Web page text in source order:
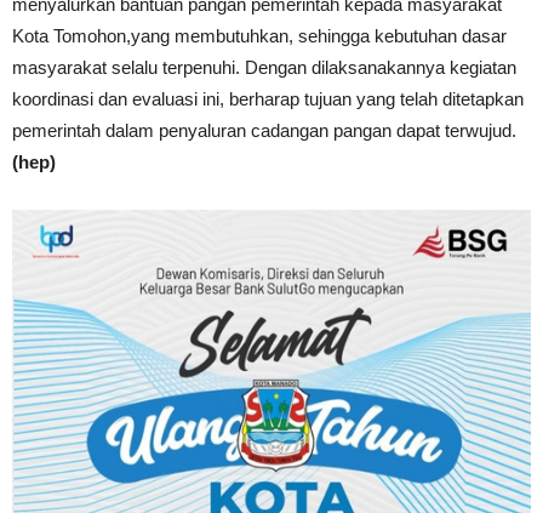
menyalurkan bantuan pangan pemerintah kepada masyarakat
Kota Tomohon,yang membutuhkan, sehingga kebutuhan dasar
masyarakat selalu terpenuhi. Dengan dilaksanakannya kegiatan
koordinasi dan evaluasi ini, berharap tujuan yang telah ditetapkan
pemerintah dalam penyaluran cadangan pangan dapat terwujud.
(hep)